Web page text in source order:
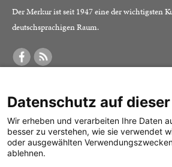
Der Merkur ist seit 1947 eine der wichtigsten
deutschsprachigen Raum.
Was ist der Merkur?
Herausgeber /
Redaktion
Verlag
Alle Abos im Überblick
Print-Abo
Digital-Abo
Datenschutz auf
Wir erheben und verarbeiten Ihre Daten
besser zu verstehen, wie sie verwendet
oder ausgewählten
ablehnen.